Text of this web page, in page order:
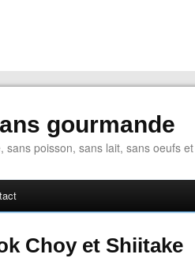
gourmande
sans poisson, sans lait, sans oeufs
Choy et Shiitake